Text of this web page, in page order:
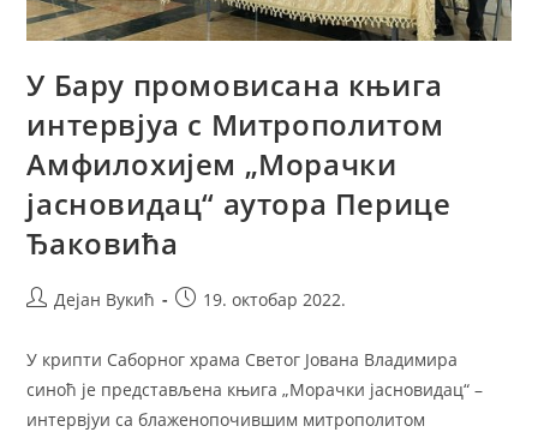
У Бару промовисана књига
интервјуа с Митрополитом
Амфилохијем „Морачки
јасновидац“ аутора Перице
Ђаковића
PostДејан Вукић
Post19. октобар 2022.
У крипти Саборног храма Светог Јована Владимира
синоћ је представљена књига „Морачки јасновидац“ –
интервјуи са блаженопочившим митрополитом